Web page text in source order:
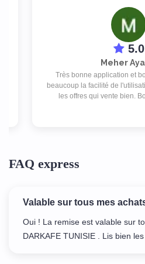
5.0
Meher
Très bonne application et
beaucoup la facilité de
les offres qui vente bien.
FAQ express
Valable sur tous mes
Oui ! La remise est valable sur
DARKAFE TUNISIE . Lis bien